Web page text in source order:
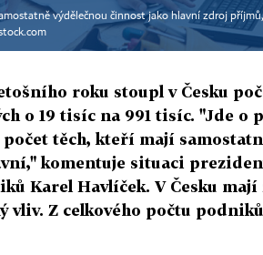
výdělečnou činnost jako hlavní zdroj
roku stoupl v Česku
o 19 tisíc na 991 tisíc. "Jde
těch, kteří mají
komentuje situaci
Karel Havlíček. V Česku
vliv. Z celkového počtu